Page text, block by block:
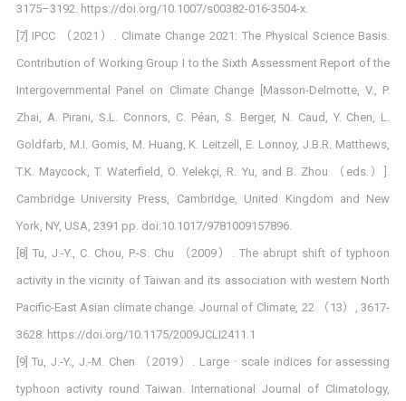
3175–3192. https://doi.org/10.1007/s00382-016-3504-x.
[7] IPCC （2021）. Climate Change 2021: The Physical Science Basis.
Contribution of Working Group I to the Sixth Assessment Report of the
Intergovernmental Panel on Climate Change [Masson-Delmotte, V., P.
Zhai, A. Pirani, S.L. Connors, C. Péan, S. Berger, N. Caud, Y. Chen, L.
Goldfarb, M.I. Gomis, M. Huang, K. Leitzell, E. Lonnoy, J.B.R. Matthews,
T.K. Maycock, T. Waterfield, O. Yelekçi, R. Yu, and B. Zhou （eds.）].
Cambridge University Press, Cambridge, United Kingdom and New
York, NY, USA, 2391 pp. doi:10.1017/9781009157896.
[8] Tu, J.-Y., C. Chou, P.-S. Chu （2009）. The abrupt shift of typhoon
activity in the vicinity of Taiwan and its association with western North
Pacific-East Asian climate change. Journal of Climate, 22 （13）, 3617-
3628. https://doi.org/10.1175/2009JCLI2411.1
[9] Tu, J.-Y., J.-M. Chen （2019）. Large‐scale indices for assessing
typhoon activity round Taiwan. International Journal of Climatology,